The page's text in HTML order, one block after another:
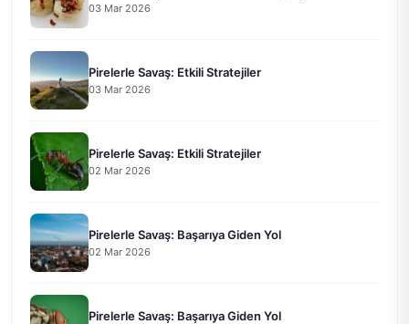
03 Mar 2026
Pirelerle Savaş: Etkili Stratejiler
03 Mar 2026
Pirelerle Savaş: Etkili Stratejiler
02 Mar 2026
Pirelerle Savaş: Başarıya Giden Yol
02 Mar 2026
Pirelerle Savaş: Başarıya Giden Yol